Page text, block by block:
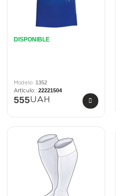
DISPONIBLE
1352
22221504
555UAH